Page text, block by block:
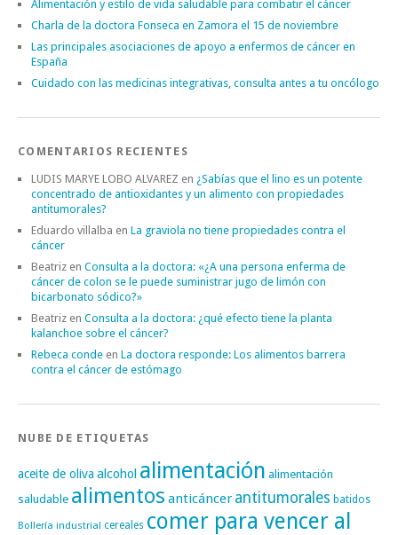
Alimentación y estilo de vida saludable para combatir el cáncer
Charla de la doctora Fonseca en Zamora el 15 de noviembre
Las principales asociaciones de apoyo a enfermos de cáncer en
España
Cuidado con las medicinas integrativas, consulta antes a tu oncólogo
COMENTARIOS RECIENTES
LUDIS MARYE LOBO ALVAREZ en ¿Sabías que el lino es un potente
concentrado de antioxidantes y un alimento con propiedades
antitumorales?
Eduardo villalba en La graviola no tiene propiedades contra el
cáncer
Beatriz en Consulta a la doctora: «¿A una persona enferma de
cáncer de colon se le puede suministrar jugo de limón con
bicarbonato sódico?»
Beatriz en Consulta a la doctora: ¿qué efecto tiene la planta
kalanchoe sobre el cáncer?
Rebeca conde en La doctora responde: Los alimentos barrera
contra el cáncer de estómago
NUBE DE ETIQUETAS
aceite de oliva alcohol alimentación alimentación
saludable alimentos anticáncer antitumorales batidos
Bollería industrial cereales comer para vencer al